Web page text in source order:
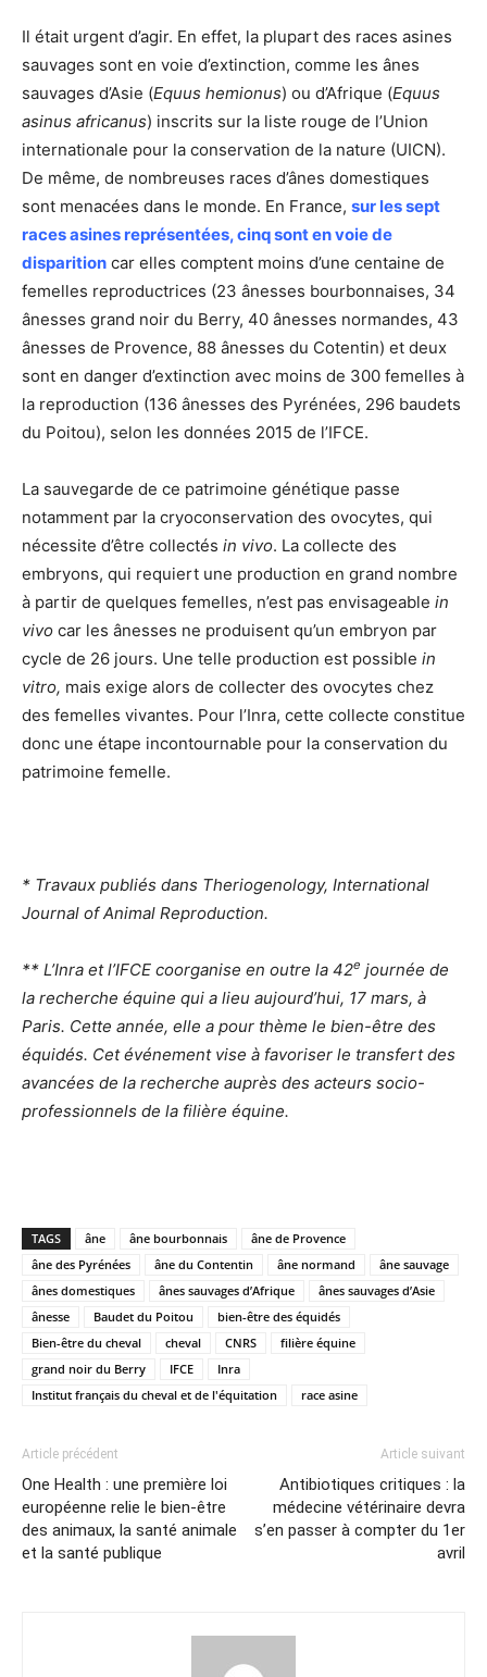
Il était urgent d’agir. En effet, la plupart des races asines
sauvages sont en voie d’extinction, comme les ânes
sauvages d’Asie (Equus hemionus) ou d’Afrique (Equus
asinus africanus) inscrits sur la liste rouge de l’Union
internationale pour la conservation de la nature (UICN).
De même, de nombreuses races d’ânes domestiques
sont menacées dans le monde. En France, sur les sept
races asines représentées, cinq sont en voie de
disparition car elles comptent moins d’une centaine de
femelles reproductrices (23 ânesses bourbonnaises, 34
ânesses grand noir du Berry, 40 ânesses normandes, 43
ânesses de Provence, 88 ânesses du Cotentin) et deux
sont en danger d’extinction avec moins de 300 femelles à
la reproduction (136 ânesses des Pyrénées, 296 baudets
du Poitou), selon les données 2015 de l’IFCE.
La sauvegarde de ce patrimoine génétique passe
notamment par la cryoconservation des ovocytes, qui
nécessite d’être collectés in vivo. La collecte des
embryons, qui requiert une production en grand nombre
à partir de quelques femelles, n’est pas envisageable in
vivo car les ânesses ne produisent qu’un embryon par
cycle de 26 jours. Une telle production est possible in
vitro, mais exige alors de collecter des ovocytes chez
des femelles vivantes. Pour l’Inra, cette collecte constitue
donc une étape incontournable pour la conservation du
patrimoine femelle.
* Travaux publiés dans Theriogenology, International
Journal of Animal Reproduction.
** L’Inra et l’IFCE coorganise en outre la 42e journée de
la recherche équine qui a lieu aujourd’hui, 17 mars, à
Paris. Cette année, elle a pour thème le bien-être des
équidés. Cet événement vise à favoriser le transfert des
avancées de la recherche auprès des acteurs socio-
professionnels de la filière équine.
TAGS âne âne bourbonnais
âne de Provence
âne des Pyrénées
âne du Contentin âne normand
âne sauvage
ânes domestiques
ânes sauvages d’Afrique
ânes sauvages d’Asie
ânesse
Baudet du Poitou
bien-être des équidés
Bien-être du cheval
cheval CNRS
filière équine
grand noir du Berry
IFCE
Inra
Institut français du cheval et de l'équitation
race asine
Article précédent
One Health : une première loi
européenne relie le bien-être
des animaux, la santé animale
et la santé publique
Article suivant
Antibiotiques critiques : la
médecine vétérinaire devra
s’en passer à compter du 1er
avril